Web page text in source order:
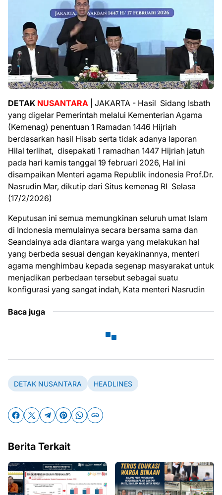
DETAK NUSANTARA | JAKARTA - Hasil Sidang Isbath
yang digelar Pemerintah melalui Kementerian Agama
(Kemenag) penentuan 1 Ramadan 1446 Hijriah
berdasarkan hasil Hisab serta tidak adanya laporan
Hilal terlihat, disepakati 1 ramadhan 1447 Hijriah jatuh
pada hari kamis tanggal 19 februari 2026, Hal ini
disampaikan Menteri agama Republik indonesia Prof.Dr.
Nasrudin Mar, dikutip dari Situs kemenag RI Selasa
(17/2/2026)
Keputusan ini semua memungkinan seluruh umat Islam
di Indonesia memulainya secara bersama sama dan
Seandainya ada diantara warga yang melakukan hal
yang berbeda sesuai dengan keyakinannya, menteri
agama menghimbau kepada segenap masyarakat untuk
menjadikan perbedaan tersebut sebagai suatu
konfigurasi yang sangat indah, Kata menteri Nasrudin
Baca juga
DETAK NUSANTARA HEADLINES
Berita Terkait